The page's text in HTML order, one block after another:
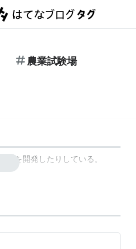
農業試験場
を開発したりしている。